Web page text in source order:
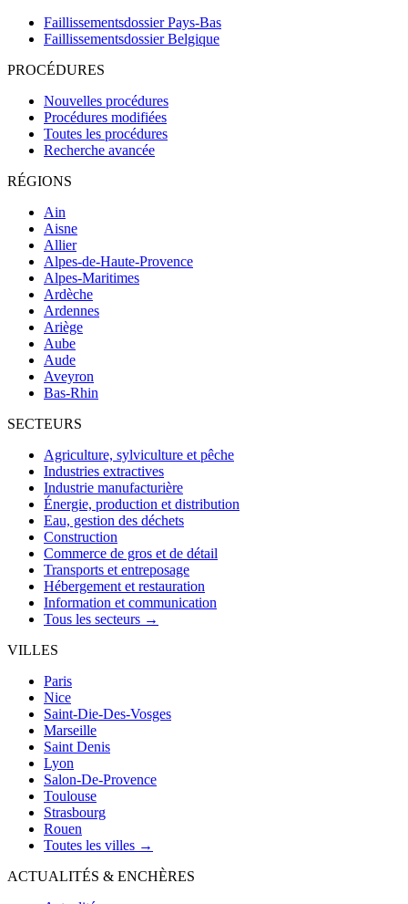
Faillissementsdossier Pays-Bas
Faillissementsdossier Belgique
PROCÉDURES
Nouvelles procédures
Procédures modifiées
Toutes les procédures
Recherche avancée
RÉGIONS
Ain
Aisne
Allier
Alpes-de-Haute-Provence
Alpes-Maritimes
Ardèche
Ardennes
Ariège
Aube
Aude
Aveyron
Bas-Rhin
SECTEURS
Agriculture, sylviculture et pêche
Industries extractives
Industrie manufacturière
Énergie, production et distribution
Eau, gestion des déchets
Construction
Commerce de gros et de détail
Transports et entreposage
Hébergement et restauration
Information et communication
Tous les secteurs →
VILLES
Paris
Nice
Saint-Die-Des-Vosges
Marseille
Saint Denis
Lyon
Salon-De-Provence
Toulouse
Strasbourg
Rouen
Toutes les villes →
ACTUALITÉS & ENCHÈRES